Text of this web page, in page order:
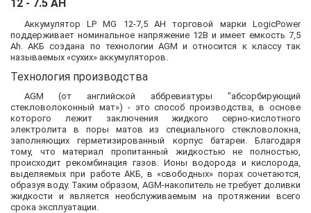
12 - 7.5 AH
Аккумулятор LP MG 12-7,5 AH торговой марки LogicPower
поддерживает номинальное напряжение 12В и имеет емкость 7,5
Ah. АКБ создана по технологии AGM и относится к классу так
называемых «сухих» аккумуляторов.
Технология производства
AGM (от английской аббревиатуры "абсорбирующий
стекловолоконный мат») - это способ производства, в основе
которого лежит заключения жидкого серно-кислотного
электролита в поры матов из специального стекловолокна,
заполняющих герметизированный корпус батареи. Благодаря
тому, что материал пропитанный жидкостью не полностью,
происходит рекомбинация газов. Ионы водорода и кислорода,
выделяемых при работе АКБ, в «свободных» порах сочетаются,
образуя воду. Таким образом, AGM-накопитель не требует доливки
жидкости и является необслуживаемым на протяжении всего
срока эксплуатации.